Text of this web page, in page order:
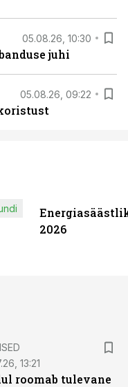
05.08.26, 10:30
juhi
05.08.26, 09:22
2026
13:21
roomab tulevane